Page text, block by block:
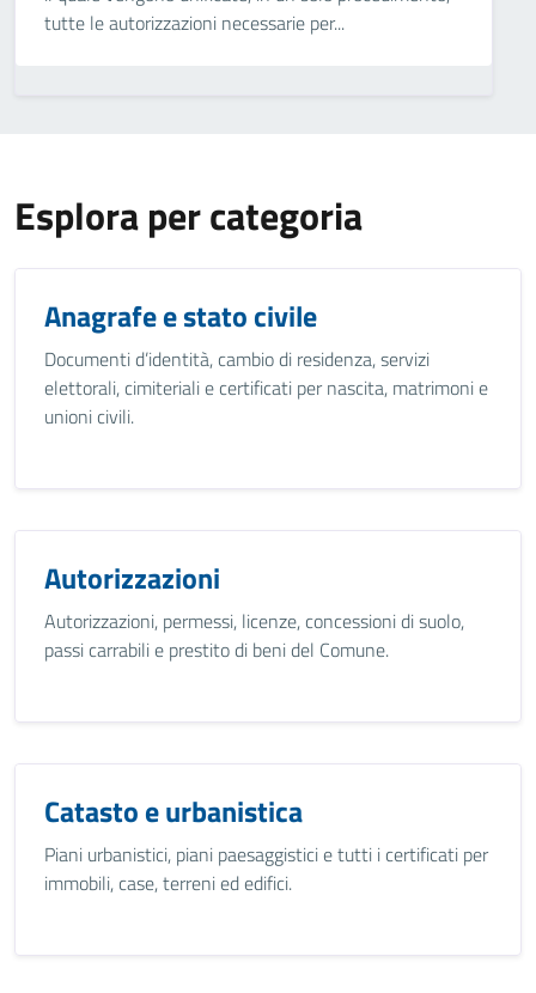
tutte le autorizzazioni necessarie per...
Esplora per categoria
Anagrafe e stato civile
Documenti d’identità, cambio di residenza, servizi
elettorali, cimiteriali e certificati per nascita, matrimoni e
unioni civili.
Autorizzazioni
Autorizzazioni, permessi, licenze, concessioni di suolo,
passi carrabili e prestito di beni del Comune.
Catasto e urbanistica
Piani urbanistici, piani paesaggistici e tutti i certificati per
immobili, case, terreni ed edifici.